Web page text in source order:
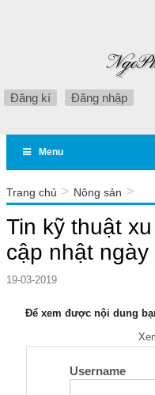
Đăng kí Đăng nhập
Menu
Trang chủ > Nông sản >
Tin kỹ thuật
cập nhật
19-03-2019
Để xem được nội dung
Username